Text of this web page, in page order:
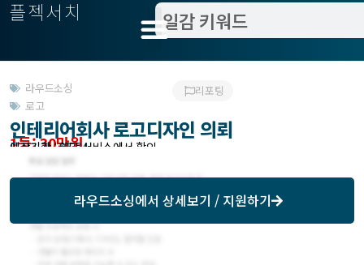
플젝서치
라우드소싱
로고
리포팅
인테리어회사 로고디자인 의뢰
1등: 30만원
모집기한 : 03/24
예상기간 : 해당 서비스에서 확인
라우드소싱에서 상세보기 / 지원하기